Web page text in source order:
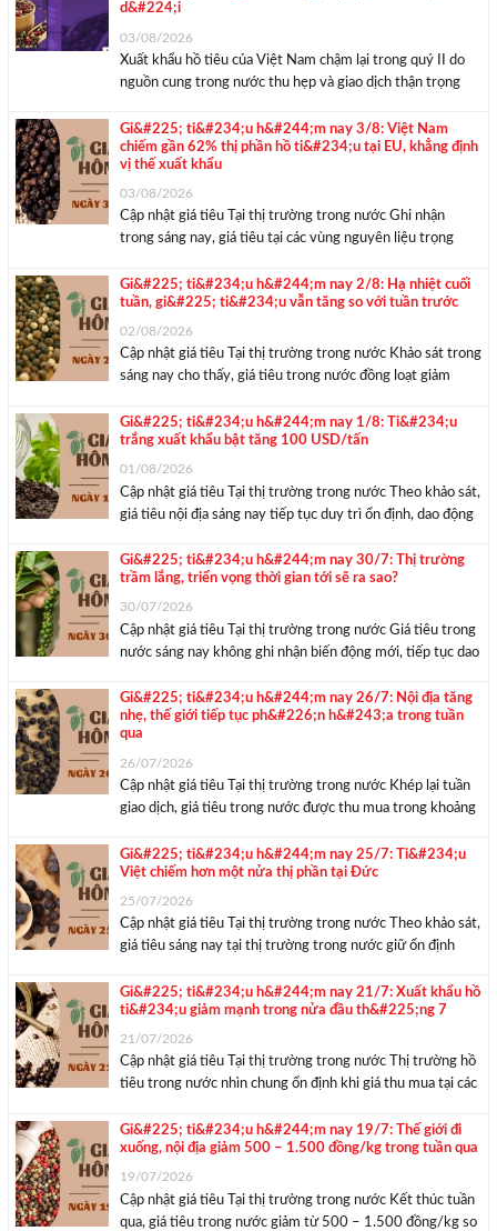
d&#224;i
03/08/2026
Xuất khẩu hồ tiêu của Việt Nam chậm lại trong quý II do
nguồn cung trong nước thu hẹp và giao dịch thận trọng
hồ tiêu nội địa giảm 4,6–5,4% so với ...
Gi&#225; ti&#234;u h&#244;m nay 3/8: Việt Nam
chiếm gần 62% thị phần hồ ti&#234;u tại EU, khẳng định
vị thế xuất khẩu
03/08/2026
Cập nhật giá tiêu Tại thị trường trong nước Ghi nhận
trong sáng nay, giá tiêu tại các vùng nguyên liệu trọng
đồng/kg. Cụ thể, Đắk Nông (tỉnh Lâm Đồng) tiếp tục là địa
phương có ...
Gi&#225; ti&#234;u h&#244;m nay 2/8: Hạ nhiệt cuối
tuần, gi&#225; ti&#234;u vẫn tăng so với tuần trước
02/08/2026
Cập nhật giá tiêu Tại thị trường trong nước Khảo sát trong
sáng nay cho thấy, giá tiêu trong nước đồng loạt giảm
khoảng 138.000 – 141.000 đồng/kg. Dù điều chỉnh giảm
trong ngày cuối ...
Gi&#225; ti&#234;u h&#244;m nay 1/8: Ti&#234;u
trắng xuất khẩu bật tăng 100 USD/tấn
01/08/2026
Cập nhật giá tiêu Tại thị trường trong nước Theo khảo sát,
giá tiêu nội địa sáng nay tiếp tục duy trì ổn định, dao động
Lâm Đồng) vẫn dẫn đầu với giá thu mua ...
Gi&#225; ti&#234;u h&#244;m nay 30/7: Thị trường
trầm lắng, triển vọng thời gian tới sẽ ra sao?
30/07/2026
Cập nhật giá tiêu Tại thị trường trong nước Giá tiêu trong
nước sáng nay không ghi nhận biến động mới, tiếp tục dao
nguyên liệu. Cụ thể, Đắk Nông (tỉnh Lâm Đồng) vẫn dẫn
đầu ...
Gi&#225; ti&#234;u h&#244;m nay 26/7: Nội địa tăng
nhẹ, thế giới tiếp tục ph&#226;n h&#243;a trong tuần
qua
26/07/2026
Cập nhật giá tiêu Tại thị trường trong nước Khép lại tuần
giao dịch, giá tiêu trong nước được thu mua trong khoảng
trường ghi nhận mức tăng 500 đồng/kg tại phần lớn các
địa phương ...
Gi&#225; ti&#234;u h&#244;m nay 25/7: Ti&#234;u
Việt chiếm hơn một nửa thị phần tại Đức
25/07/2026
Cập nhật giá tiêu Tại thị trường trong nước Theo khảo sát,
giá tiêu sáng nay tại thị trường trong nước giữ ổn định
Đắk Nông (tỉnh Lâm Đồng) vẫn là địa phương có giá thu
mua ...
Gi&#225; ti&#234;u h&#244;m nay 21/7: Xuất khẩu hồ
ti&#234;u giảm mạnh trong nửa đầu th&#225;ng 7
21/07/2026
Cập nhật giá tiêu Tại thị trường trong nước Thị trường hồ
tiêu trong nước nhìn chung ổn định khi giá thu mua tại các
từ 137.000 – 140.500 đồng/kg so với ngày trước ...
Gi&#225; ti&#234;u h&#244;m nay 19/7: Thế giới đi
xuống, nội địa giảm 500 – 1.500 đồng/kg trong tuần qua
19/07/2026
Cập nhật giá tiêu Tại thị trường trong nước Kết thúc tuần
qua, giá tiêu trong nước giảm từ 500 – 1.500 đồng/kg so